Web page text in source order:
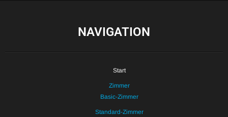
NAVIGATION
Start
Zimmer
Basic-Zimmer
Standard-Zimmer